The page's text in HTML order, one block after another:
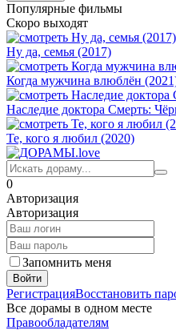
Популярные фильмы
Скоро выходят
Ну да, семья (2017)
Когда мужчина влюблён
Наследие доктора Смерть:
Те, кого я любил (2020)
0
Авторизация
Авторизация
Запомнить меня
Войти
РегистрацияВосстановить
Все дорамы в одном месте
Правообладателям